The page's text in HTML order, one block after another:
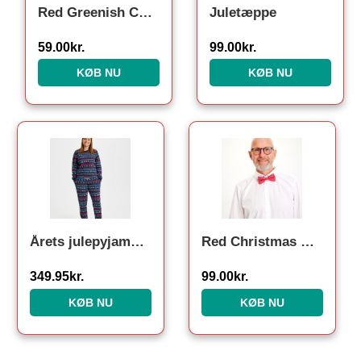
Red Greenish Christmas Socks. Julesokker
59.00kr.
KØB NU
Juletæppe
99.00kr.
KØB NU
Årets julepyjamas: Unicef Pyjamas – dame / kvinder.
349.95kr.
KØB NU
Red Christmas Butterfly
99.00kr.
KØB NU